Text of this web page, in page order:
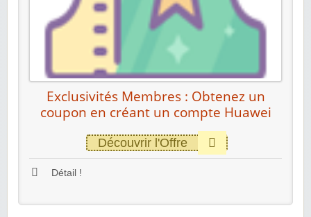
Exclusivités Membres : Obtenez un
coupon en créant un compte Huawei
Découvrir l'Offre
Détail !